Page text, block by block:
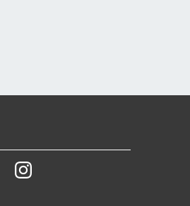
YoutubeInstagram